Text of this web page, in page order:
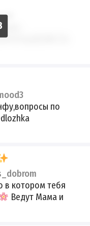
3SUbQE
:
По
по
в котором тебя
Ведут Мама и